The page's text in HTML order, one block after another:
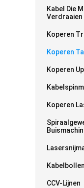
Kabel Die
Verdraaien
Koperen
Koperen
Koperen
Koperen
Kabelbollen
CCV-Lijnen